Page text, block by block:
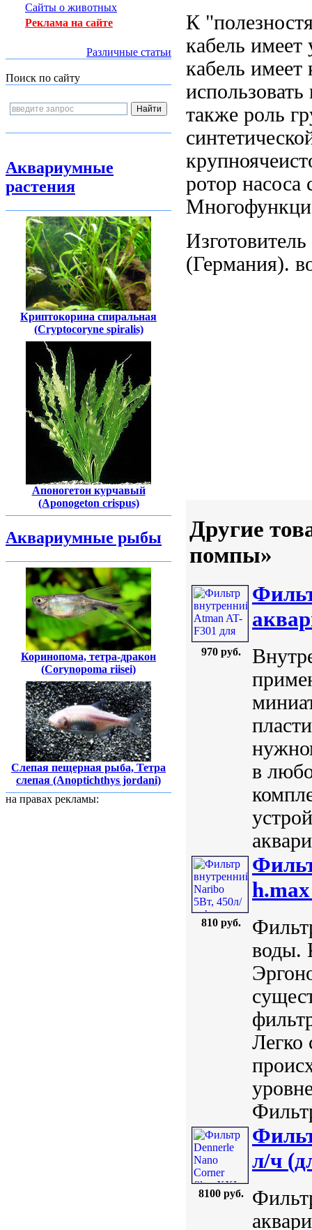
Сайты о животных
Реклама на сайте
Различные статьи
Поиск по сайту
Аквариумные
растения
Криптокорина спиральная
(Cryptocoryne spiralis)
Апоногетон курчавый
(Aponogeton crispus)
Аквариумные рыбы
Коринопома, тетра-дракон
(Corynopoma riisei)
Слепая пещерная рыба, Тетра
слепая (Anoptichthys jordani)
на правах рекламы:
К
кабель
кабель имеет
использовать
также роль
ротор насоса
(Германия).
Другие
помпы»
970 руб.
в
810 руб.
воды.
Легко
8100 руб.
л/ч